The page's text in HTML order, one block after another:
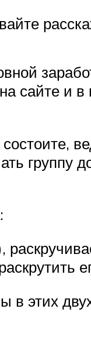
сайте и в
группу
в этих